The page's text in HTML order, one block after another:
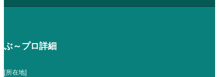
ぶ～プロ詳細
[所在地]